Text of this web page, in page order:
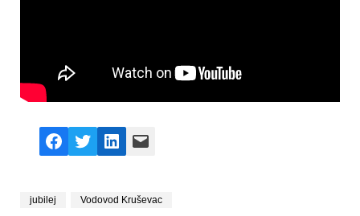
Facebook
X LinkedIn
Mail
jubilej Vodovod Kruševac